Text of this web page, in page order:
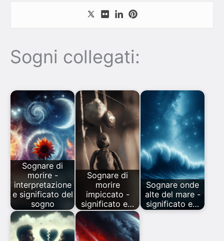
Sogni collegati:
Sognare di
morire -
interpretazione
e significato del
sogno
Sognare di
morire
impiccato -
significato e…
Sognare onde
alte del mare -
significato e…